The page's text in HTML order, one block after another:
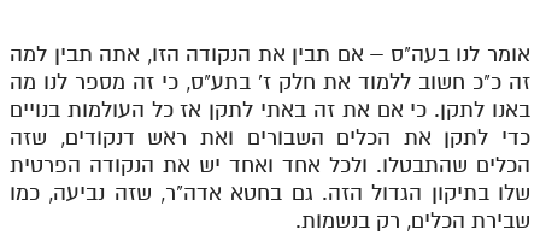
אומר לנו בעה"ס – אם תבין את הנקודה הזו, אתה תבין למה
זה כ"כ חשוב ללמוד את חלק ז' בתע"ס, כי זה מספר לנו מה
באנו לתקן. כי אם את זה באתי לתקן אז כל העולמות בנויים
כדי לתקן את הכלים השבורים ואת ראש דנקודים, שזה
הכלים שהתבטלו. ולכל אחד ואחד יש את הנקודה הפרטית
שלו בתיקון הגדול הזה. גם בחטא אדה"ר, שזה נביעה, כמו
שבירת הכלים, רק בנשמות.